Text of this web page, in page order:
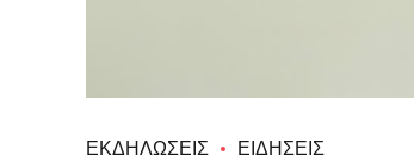
ΕΚΔΗΛΏΣΕΙΣ ΕΙΔΉΣΕΙΣ